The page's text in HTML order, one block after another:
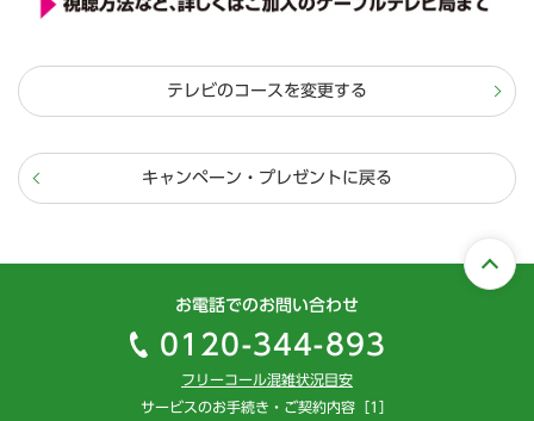
テレビのコースを変更する
キャンペーン・プレゼントに戻る
お電話でのお問い合わせ
0120-344-893
フリーコール混雑状況目安
サービスのお手続き・ご契約内容［1］